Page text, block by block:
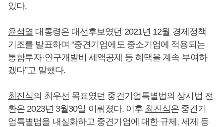
있다.
윤석열 대통령은 대선후보였던 2021년 12월 경제정책
기조를 발표하며 “중견기업에도 중소기업에 적용되는
통합투자·연구개발비 세액공제 등 혜택을 계속 부여하
겠다”고 말했다.
최진식의 최우선 목표였던 중견기업특별법의 상시법 전
환은 2023년 3월30일 이뤄졌다. 이후 최진식은 중견기
업특별법을 내실화하고 중견기업에 대한 규제, 세제 등